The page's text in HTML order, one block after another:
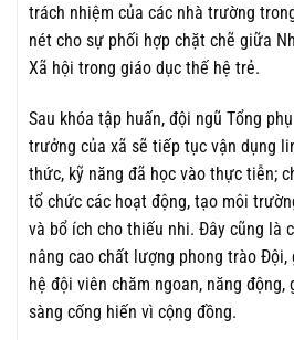
trách nhiệm của các nhà trường
nét cho sự phối hợp chặt chẽ giữa
Xã hội trong giáo dục thế hệ trẻ.
Sau khóa tập huấn, đội ngũ Tổng
trưởng của xã sẽ tiếp tục vận dụng
thức, kỹ năng đã học vào thực tiễn;
tổ chức các hoạt động, tạo môi
và bổ ích cho thiếu nhi. Đây cũng là
nâng cao chất lượng phong trào
hệ đội viên chăm ngoan, năng động,
sàng cống hiến vì cộng đồng.